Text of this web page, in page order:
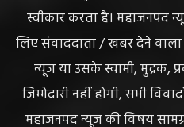
स्वीकार करता है। महाजनपद
लिए संवाददाता / खबर देने वाला
न्यूज या उसके स्वामी, मुद्रक,
जिम्मेदारी नहीं होगी, सभी
महाजनपद न्यूज की विषय